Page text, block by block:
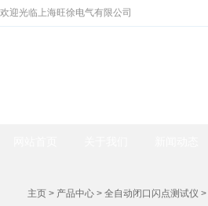
欢迎光临上海旺徐电气有限公司
主页 > 产品中心 > 全自动闭口闪点测试仪 >